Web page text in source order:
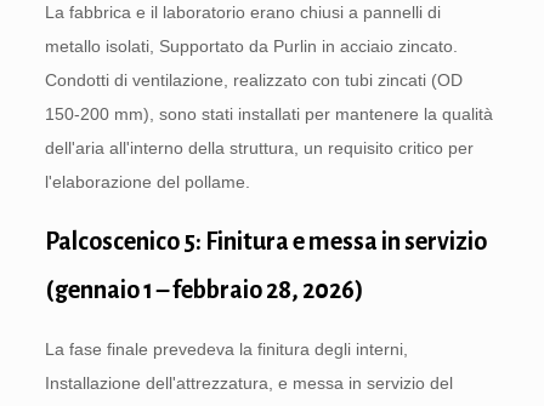
La fabbrica e il laboratorio erano chiusi a pannelli di
metallo isolati, Supportato da Purlin in acciaio zincato.
Condotti di ventilazione, realizzato con tubi zincati (OD
150-200 mm), sono stati installati per mantenere la qualità
dell'aria all'interno della struttura, un requisito critico per
l'elaborazione del pollame.
Palcoscenico 5: Finitura e messa in servizio
(gennaio 1 – febbraio 28, 2026)
La fase finale prevedeva la finitura degli interni,
Installazione dell'attrezzatura, e messa in servizio del